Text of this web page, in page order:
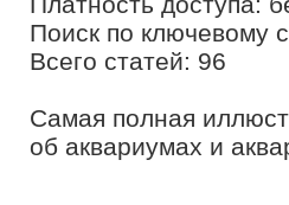
Поиск по ключевому
Всего статей: 96
Самая полная
об аквариумах и